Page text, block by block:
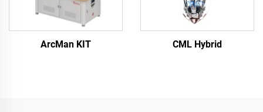
ArcMan KIT CML Hybrid